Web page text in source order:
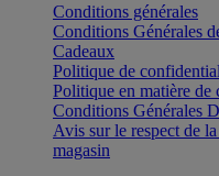
Conditions générales
Conditions Générales
Cadeaux
Politique de
Politique en matière de
Conditions Générales
Avis sur le respect de
magasin